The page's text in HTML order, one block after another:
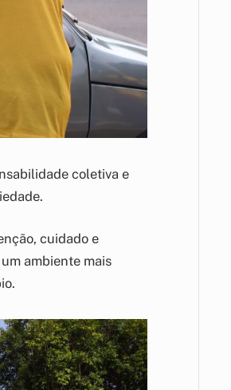
coletiva e
cuidado e
ambiente mais